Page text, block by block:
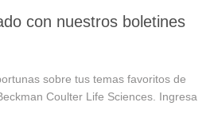
con nuestros boletines
sobre tus temas favoritos de
Coulter Life Sciences. Ingresa